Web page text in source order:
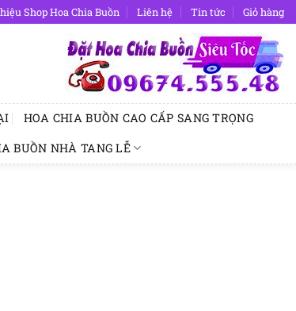
Shop Hoa Chia Buồn Liên hệ Tin tức Giỏ hàng
HOA CHIA BUỒN CAO CẤP SANG TRỌNG
BUỒN NHÀ TANG LỄ